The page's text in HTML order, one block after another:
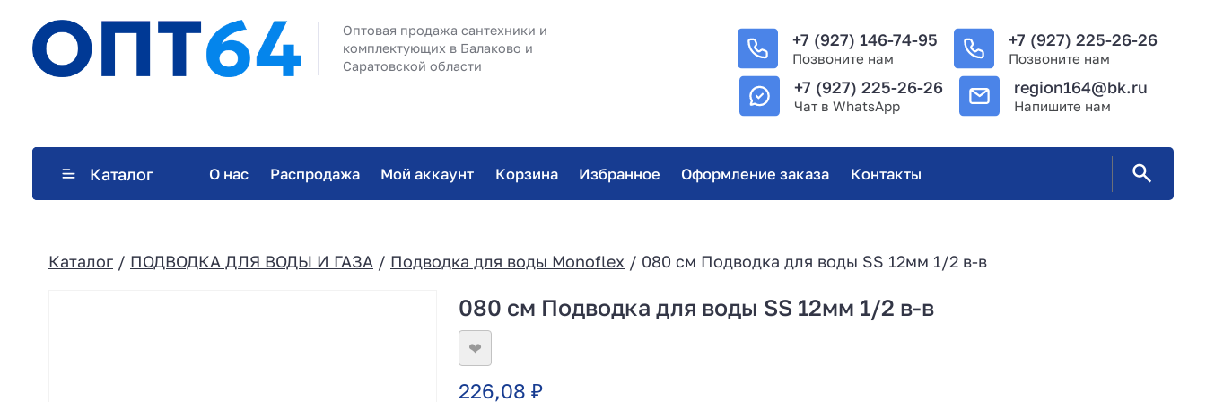
Оптовая продажа сантехники и
комплектующих в Балаково и
Саратовской области
+7 (927) 146-74-95
Позвоните нам
+7 (927) 225-26-26
Позвоните нам
+7 (927) 225-26-26
Чат в WhatsApp
region164@bk.ru
Напишите нам
Каталог О нас Распродажа Мой аккаунт Корзина Избранное Оформление заказа Контакты
Каталог / ПОДВОДКА ДЛЯ ВОДЫ И ГАЗА / Подводка для воды Monoflex / 080 см Подводка для воды SS 12мм 1/2 в-в
080 см Подводка для воды SS 12мм 1/2 в-в
❤
226,08₽